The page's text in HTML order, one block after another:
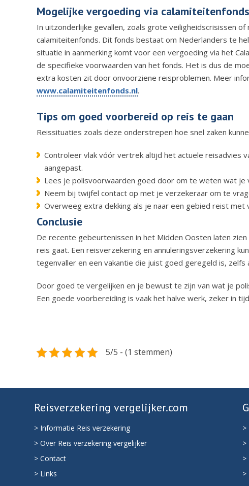
Mogelijke vergoeding via calamiteitenfonds
In uitzonderlijke gevallen, zoals grote veiligheidscrisissen
calamiteitenfonds. Dit fonds bestaat om Nederlanders te
situatie in aanmerking komt voor een vergoeding via het
de specifieke voorwaarden van het fonds. Het is dus de
extra kosten zit door onvoorziene reisproblemen. Meer
www.calamiteitenfonds.nl.
Tips om goed voorbereid op reis te gaan
Reissituaties zoals deze onderstrepen hoe snel zaken
Controleer vlak vóór vertrek altijd het actuele reisadvies
aangepast.
Lees je polisvoorwaarden goed door om te weten wat je
Neem bij twijfel contact op met je verzekeraar om te
Overweeg extra dekking als je naar een gebied reist met
Conclusie
De recente gebeurtenissen in het Midden Oosten laten
reis gaat. Een reisverzekering en annuleringsverzekering
tegenvaller en een vakantie die juist goed geregeld is,
Door goed te vergelijken en je bewust te zijn van wat je
Een goede voorbereiding is vaak het halve werk, zeker in
5/5 - (1 stemmen)
Reisverzekering vergelijker.com
> Informatie Reis verzekering
> Over Reis verzekering vergelijker
> Contact
> Links
>
>
>
>